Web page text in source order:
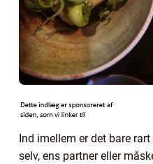
Ind imellem er det bare
selv, ens partner eller